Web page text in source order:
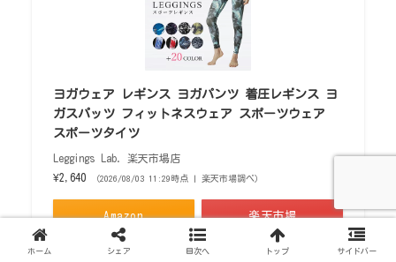
ヨガウェア レギンス ヨガパンツ 着圧レギンス ヨ
ガスパッツ フィットネスウェア スポーツウェア
スポーツタイツ
Leggings Lab. 楽天市場店
¥2,640
（2026/08/03 11:29時点 | 楽天市場調べ）
Amazon 楽天市場
Yahooショッピング メルカリ
ホーム シェア 目次へ トップ サイドバー